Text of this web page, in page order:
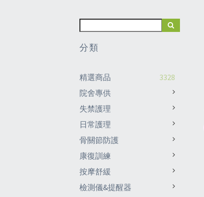
分類
精選商品
3328
院舍專供
失禁護理
日常護理
骨關節防護
康復訓練
按摩舒緩
檢測儀&提醒器